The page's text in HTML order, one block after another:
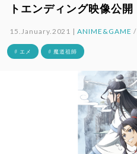
トエンディング映像公開
15.January.2021 |ANIME&GAME /
# エメ # 魔道祖師